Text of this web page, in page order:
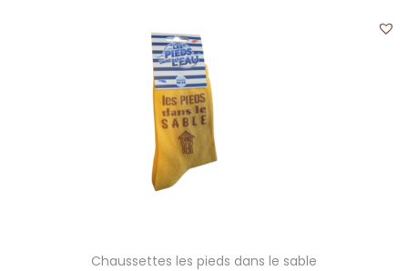
Chaussettes les pieds dans le sable